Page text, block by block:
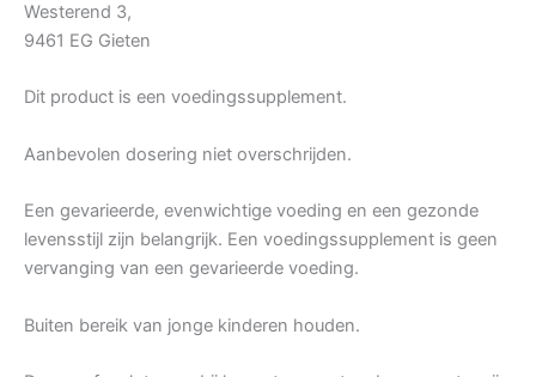
Westerend 3,
9461 EG Gieten
Dit product is een voedingssupplement.
Aanbevolen dosering niet overschrijden.
Een gevarieerde, evenwichtige voeding en een gezonde
levensstijl zijn belangrijk. Een voedingssupplement is geen
vervanging van een gevarieerde voeding.
Buiten bereik van jonge kinderen houden.